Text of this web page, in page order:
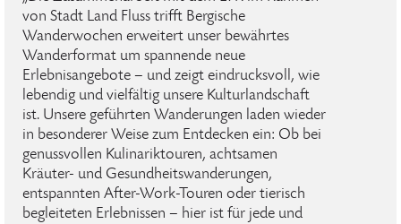
von Stadt Land Fluss trifft Bergische
Wanderwochen erweitert unser bewährtes
Wanderformat um spannende neue
Erlebnisangebote – und zeigt eindrucksvoll, wie
lebendig und vielfältig unsere Kulturlandschaft
ist. Unsere geführten Wanderungen laden wieder
in besonderer Weise zum Entdecken ein: Ob bei
genussvollen Kulinariktouren, achtsamen
Kräuter- und Gesundheitswanderungen,
entspannten After-Work-Touren oder tierisch
begleiteten Erlebnissen – hier ist für jede und